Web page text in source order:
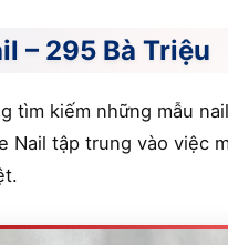
– 295 Bà Triệu
tìm kiếm những mẫu
Nail tập trung vào việc